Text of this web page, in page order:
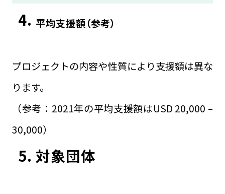
4. 平均支援額（参考）
プロジェクトの内容や性質により支援額は異な
ります。
（参考：2021年の平均支援額はUSD 20,000 –
30,000）
5. 対象団体